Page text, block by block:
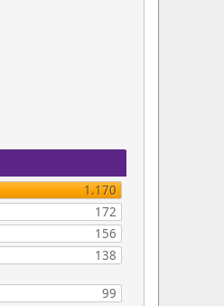
1.170
172
156
138
99